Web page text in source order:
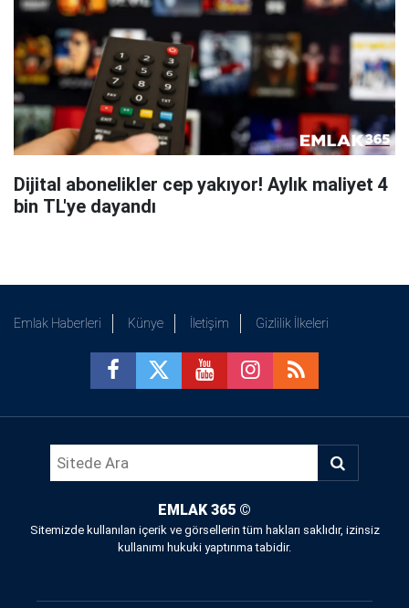
Dijital abonelikler cep yakıyor! Aylık maliyet 4
bin TL'ye dayandı
Emlak Haberleri Künye İletişim Gizlilik İlkeleri
EMLAK 365 ©
Sitemizde kullanılan içerik ve görsellerin tüm hakları saklıdır, izinsiz
kullanımı hukuki yaptırıma tabidir.